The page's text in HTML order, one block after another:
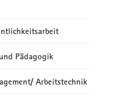
Pädagogik
Arbeitstechnik